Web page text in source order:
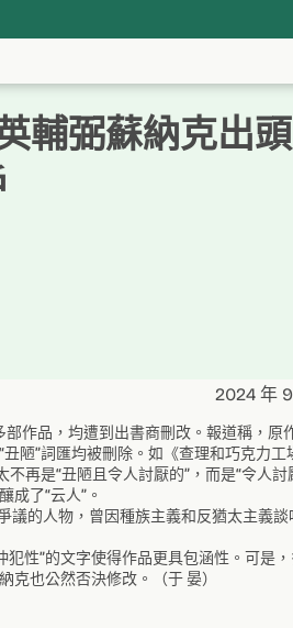
輔弼蘇納克出
2024 年 9
部作品，均遭到出書商刪改。報道稱，原
陋”詞匯均被刪除。如《查理和巧克力工
不再是“丑陋且令人討厭的”，而是“令人討
成了“云人”。
議的人物，曾因種族主義和反猶太主義談
性”的文字使得作品更具包涵性。可是
克也公然否決修改。（于 晏）